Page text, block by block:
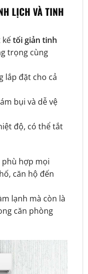
LỊCH VÀ TINH
kếtối giản tinh
trọng cùng
lắp đặt cho cả
bụi và dễ vệ
độ, có thể tắt
phù hợp mọi
căn hộ đến
lạnh mà còn là
căn phòng